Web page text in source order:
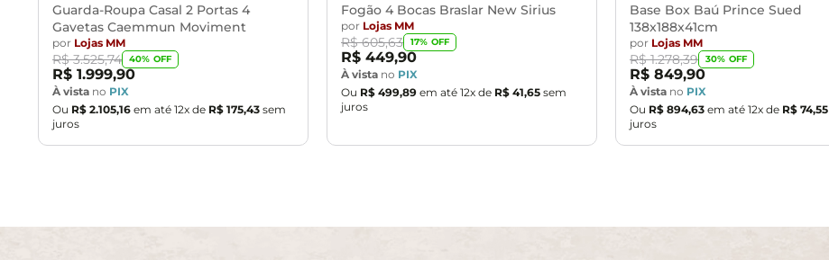
Guarda-Roupa Casal 2 Portas 4
Gavetas Caemmun Moviment
por Lojas MM
R$ 3.525,74 40% OFF
R$ 1.999,90
À vista no PIX
Ou R$ 2.105,16 em até 12x de R$ 175,43 sem
juros
Fogão 4 Bocas Braslar New Sirius
por Lojas MM
R$ 605,63 17% OFF
R$ 449,90
À vista no PIX
Ou R$ 499,89 em até 12x de R$ 41,65 sem
juros
Base Box Baú Prince Sued
138x188x41cm
por Lojas MM
R$ 1.278,39 30% OFF
R$ 849,90
À vista no PIX
Ou R$ 894,63 em até 12x de R$ 74,55
juros